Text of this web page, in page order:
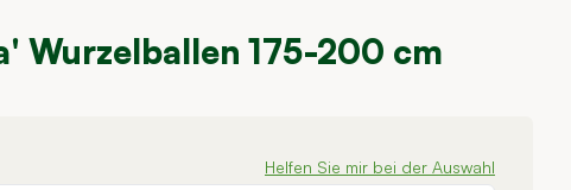
Wurzelballen 175-200 cm
Helfen Sie mir bei der Auswahl